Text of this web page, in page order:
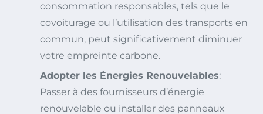
consommation responsables, tels que le
covoiturage ou l’utilisation des transports en
commun, peut significativement diminuer
votre empreinte carbone.
Adopter les Énergies Renouvelables:
Passer à des fournisseurs d’énergie
renouvelable ou installer des panneaux